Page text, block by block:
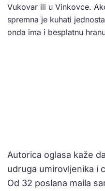
Vukovar ili u Vinkovce.
spremna je kuhati
onda ima i besplatnu
Autorica oglasa kaže
udruga umirovljenika i
Od 32 poslana maila